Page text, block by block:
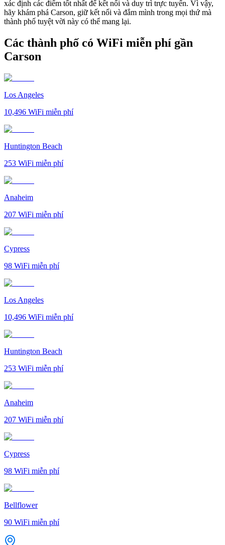
xác định các điểm tốt nhất để kết nối và duy trì trực tuyến. Vì vậy,
hãy khám phá Carson, giữ kết nối và đắm mình trong mọi thứ mà
thành phố tuyệt vời này có thể mang lại.
Các thành phố có WiFi miễn phí gần
Carson
Los Angeles
10,496 WiFi miễn phí
Huntington Beach
253 WiFi miễn phí
Anaheim
207 WiFi miễn phí
Cypress
98 WiFi miễn phí
Los Angeles
10,496 WiFi miễn phí
Huntington Beach
253 WiFi miễn phí
Anaheim
207 WiFi miễn phí
Cypress
98 WiFi miễn phí
Bellflower
90 WiFi miễn phí